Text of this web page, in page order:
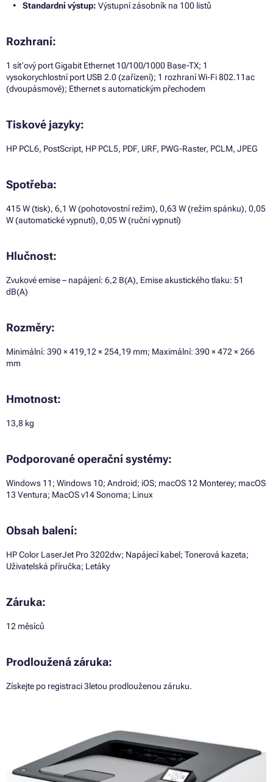
Standardní výstup: Výstupní zásobník na 100 listů
Rozhraní:
1 síťový port Gigabit Ethernet 10/100/1000 Base-TX; 1
vysokorychlostní port USB 2.0 (zařízení); 1 rozhraní Wi-Fi 802.11ac
(dvoupásmové); Ethernet s automatickým přechodem
Tiskové jazyky:
HP PCL6, PostScript, HP PCL5, PDF, URF, PWG-Raster, PCLM, JPEG
Spotřeba:
415 W (tisk), 6,1 W (pohotovostní režim), 0,63 W (režim spánku), 0,05
W (automatické vypnutí), 0,05 W (ruční vypnutí)
Hlučnost:
Zvukové emise – napájení: 6,2 B(A), Emise akustického tlaku: 51
dB(A)
Rozměry:
Minimální: 390 × 419,12 × 254,19 mm; Maximální: 390 × 472 × 266
mm
Hmotnost:
13,8 kg
Podporované operační systémy:
Windows 11; Windows 10; Android; iOS; macOS 12 Monterey; macOS
13 Ventura; MacOS v14 Sonoma; Linux
Obsah balení:
HP Color LaserJet Pro 3202dw; Napájecí kabel; Tonerová kazeta;
Uživatelská příručka; Letáky
Záruka:
12 měsíců
Prodloužená záruka:
Získejte po registraci 3letou prodlouženou záruku.